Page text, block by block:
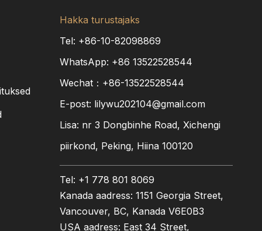
Hakka turustajaks
Tel: +86-10-82098869
WhatsApp: +86 13522528544
Wechat：+86-13522528544
E-post: lilywu202104@gmail.com
Lisa: nr 3 Dongbinhe Road, Xichengi
piirkond, Peking, Hiina 100120
Tel: +1 778 801 8069
Kanada aadress: 1151 Georgia Street,
Vancouver, BC, Kanada V6E0B3
USA aadress: East 34 Street,